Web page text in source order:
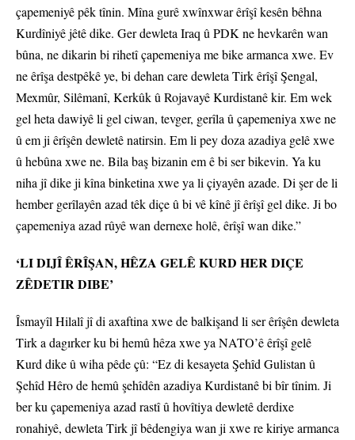
çapemeniyê pêk tînin. Mîna gurê xwînxwar êrîşî kesên bêhna
Kurdîniyê jêtê dike. Ger dewleta Iraq û PDK ne hevkarên wan
bûna, ne dikarin bi rihetî çapemeniya me bike armanca xwe. Ev
ne êrîşa destpêkê ye, bi dehan care dewleta Tirk êrîşî Şengal,
Mexmûr, Silêmanî, Kerkûk û Rojavayê Kurdistanê kir. Em wek
gel heta dawiyê li gel ciwan, tevger, gerîla û çapemeniya xwe ne
û em ji êrîşên dewletê natirsin. Em li pey doza azadiya gelê xwe
û hebûna xwe ne. Bila baş bizanin em ê bi ser bikevin. Ya ku
niha jî dike ji kîna binketina xwe ya li çiyayên azade. Di şer de li
hember gerîlayên azad têk diçe û bi vê kînê jî êrîşî gel dike. Ji bo
çapemeniya azad rûyê wan dernexe holê, êrîşî wan dike.”
‘LI DIJÎ ÊRÎŞAN, HÊZA GELÊ KURD HER DIÇE
ZÊDETIR DIBE’
Îsmayîl Hilalî jî di axaftina xwe de balkişand li ser êrîşên dewleta
Tirk a dagırker ku bi hemû hêza xwe ya NATO’ê êrîşî gelê
Kurd dike û wiha pêde çû: “Ez di kesayeta Şehîd Gulistan û
Şehîd Hêro de hemû şehîdên azadiya Kurdistanê bi bîr tînim. Ji
ber ku çapemeniya azad rastî û hovîtiya dewletê derdixe
ronahiyê, dewleta Tirk jî bêdengiya wan ji xwe re kiriye armanca